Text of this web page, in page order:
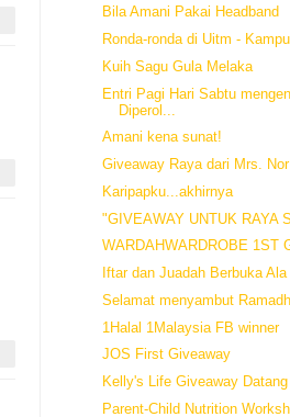
Bila Amani Pakai Headband
Ronda-ronda di Uitm -
Kuih Sagu Gula Melaka
Entri Pagi Hari Sabtu
Diperol...
Amani kena sunat!
Giveaway Raya dari Mrs. Nor
Karipapku...akhirnya
"GIVEAWAY UNTUK RAYA
WARDAHWARDROBE 1ST
Iftar dan Juadah Berbuka
Selamat menyambut
1Halal 1Malaysia FB winner
JOS First Giveaway
Kelly's Life Giveaway
Parent-Child Nutrition